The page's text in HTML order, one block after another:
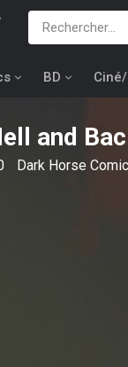
BD
and
Dark Horse